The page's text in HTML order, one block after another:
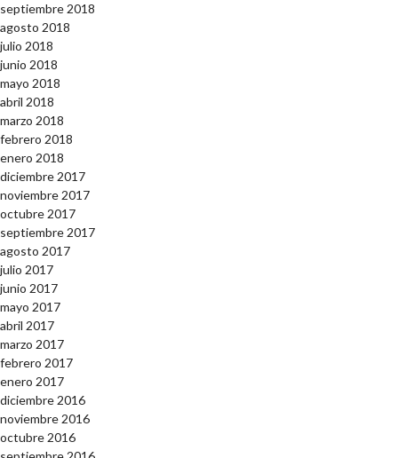
septiembre 2018
agosto 2018
julio 2018
junio 2018
mayo 2018
abril 2018
marzo 2018
febrero 2018
enero 2018
diciembre 2017
noviembre 2017
octubre 2017
septiembre 2017
agosto 2017
julio 2017
junio 2017
mayo 2017
abril 2017
marzo 2017
febrero 2017
enero 2017
diciembre 2016
noviembre 2016
octubre 2016